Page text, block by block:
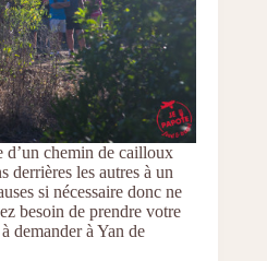
d’un chemin de cailloux
derrières les autres à un
si nécessaire donc ne
besoin de prendre votre
demander à Yan de